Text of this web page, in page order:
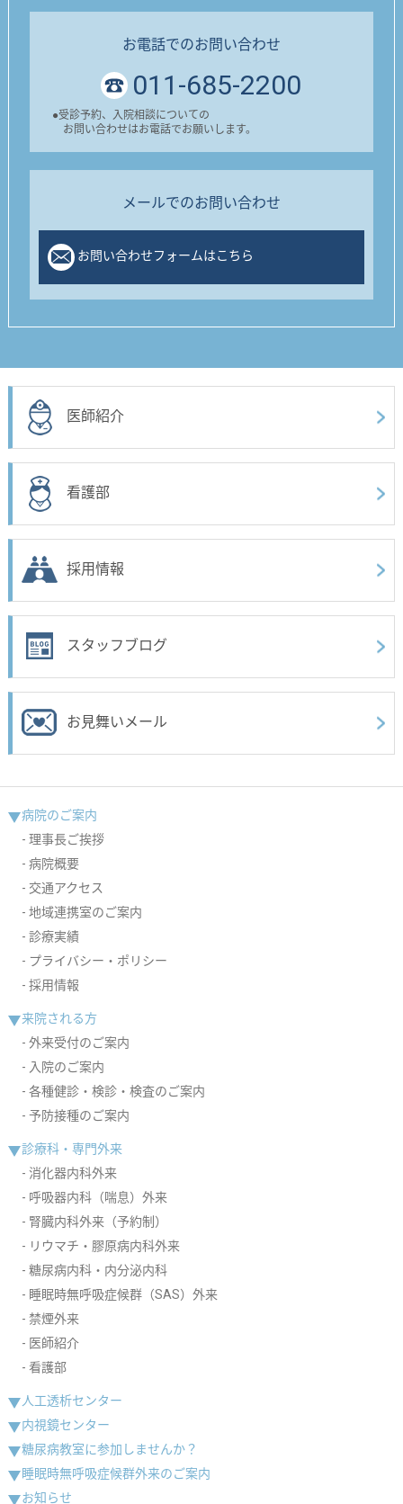
お電話でのお問い合わせ
011-685-2200
●受診予約、入院相談についての
お問い合わせはお電話でお願いします。
メールでのお問い合わせ
お問い合わせフォームはこちら
医師紹介
看護部
採用情報
スタッフブログ
お見舞いメール
病院のご案内
理事長ご挨拶
病院概要
交通アクセス
地域連携室のご案内
診療実績
プライバシー・ポリシー
採用情報
来院される方
外来受付のご案内
入院のご案内
各種健診・検診・検査のご案内
予防接種のご案内
診療科・専門外来
消化器内科外来
呼吸器内科（喘息）外来
腎臓内科外来（予約制）
リウマチ・膠原病内科外来
糖尿病内科・内分泌内科
睡眠時無呼吸症候群（SAS）外来
禁煙外来
医師紹介
看護部
人工透析センター
内視鏡センター
糖尿病教室に参加しませんか？
睡眠時無呼吸症候群外来のご案内
お知らせ